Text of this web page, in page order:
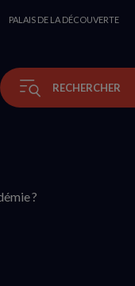
PALAIS DE LA DÉCOUVERTE
RECHERCHER
?